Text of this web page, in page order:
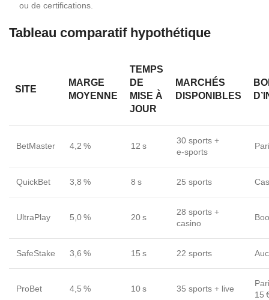
ou de certifications.
Tableau comparatif hypothétique
SITE
MARGE
MOYENNE
TEMPS
DE
MISE À
JOUR
MARCHÉS
DISPONIBLES
BetMaster 4,2 % 12 s
30 sports +
e‑sports
QuickBet 3,8 % 8 s 25 sports
UltraPlay 5,0 % 20 s
28 sports +
casino
SafeStake 3,6 % 15 s 22 sports
ProBet 4,5 % 10 s 35 sports + live
15